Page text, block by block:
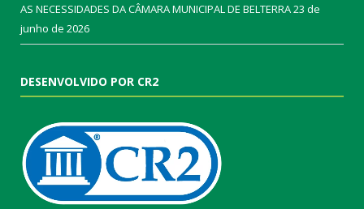
AS NECESSIDADES DA CÂMARA MUNICIPAL DE BELTERRA23 de
junho de 2026
DESENVOLVIDO POR CR2